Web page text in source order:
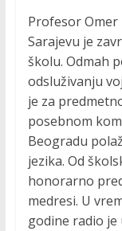
Profesor Omer
Sarajevu je
školu. Odmah
odsluživanju
je za
posebnom
Beogradu
jezika. Od
honorarno
medresi. U
godine radio je